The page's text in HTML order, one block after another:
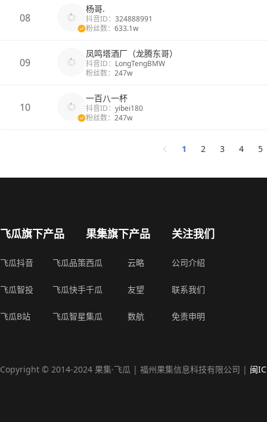
08
杨哥.
抖音ID： 324888991
粉丝数： 633.1w
09
凤鸣塔酒厂（龙腾东哥）
抖音ID： LongTengBMW
粉丝数： 247w
10
一百八一杯
抖音ID： yibei180
粉丝数： 247w
1 2 3 4 5
飞瓜旗下产品
飞瓜抖音 飞瓜品策
飞瓜智投 飞瓜快手
飞瓜B站 飞瓜智星
果集旗下产品
西瓜 云略
千瓜 友望
集瓜 数航
关注我们
公司介绍
联系我们
免责申明
Copyright © 2014-2024 果集·飞瓜 | 福州果集信息科技有限公司 | 闽